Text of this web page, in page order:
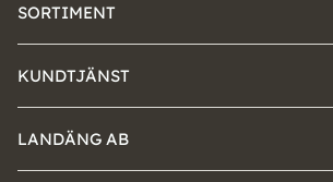
SORTIMENT
KUNDTJÄNST
LANDÄNG AB